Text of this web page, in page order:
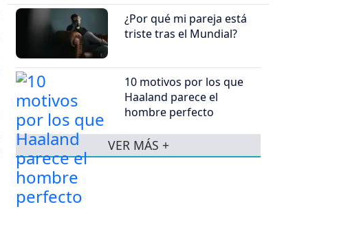
¿Por qué mi pareja está
triste tras el Mundial?
10 motivos por los que
Haaland parece el
hombre perfecto
VER MÁS +